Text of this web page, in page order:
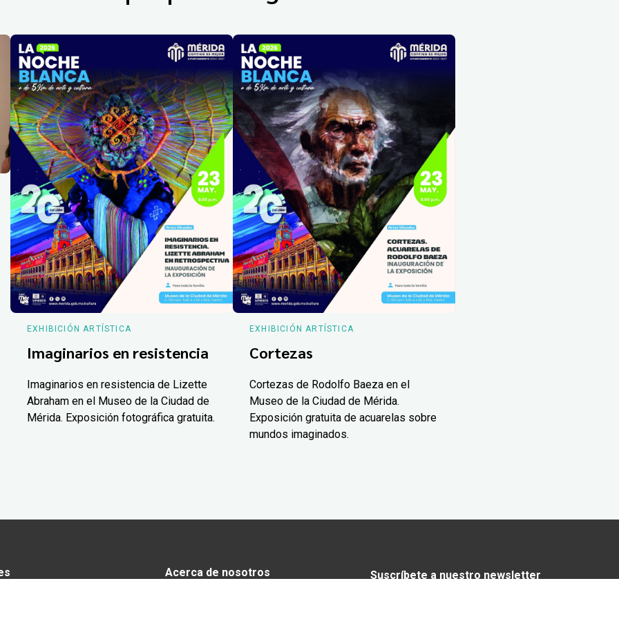
EXHIBICIÓN ARTÍSTICA
Imaginarios en resistencia
Imaginarios en resistencia de Lizette
Abraham en el Museo de la Ciudad de
Mérida. Exposición fotográfica gratuita.
EXHIBICIÓN ARTÍSTICA
Cortezas
Cortezas de Rodolfo Baeza en el
Museo de la Ciudad de Mérida.
Exposición gratuita de acuarelas sobre
mundos imaginados.
Acerca de nosotros
Suscríbete a nuestro newsletter